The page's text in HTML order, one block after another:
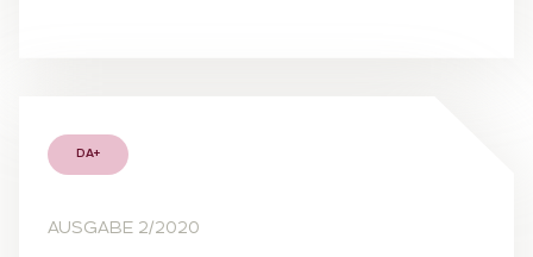
DA+
AUSGABE 2/2020